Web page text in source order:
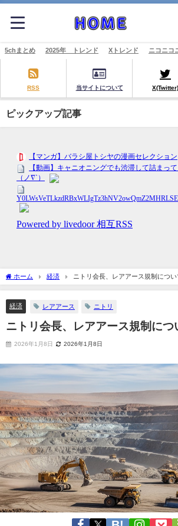
5chまとめ 2025年 トレンド Xトレンド ニコニコ
RSS 当サイトについて X(Twitter)
ピックアップ記事
ホーム 経済 ニトリ会長、レアアース規制につ
経済 レアアース ニトリ
ニトリ会長、レアアース規制に
2026年1月8日 2026年1月8日